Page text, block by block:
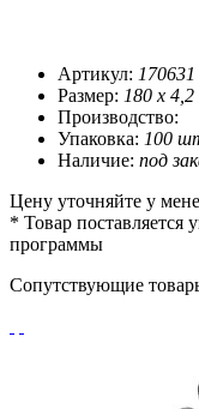
Артикул: 170631
Размер: 180 х
Производство:
Упаковка: 100
Наличие: под
Цену уточняйте у
* Товар поставляется
программы
Сопутствующие